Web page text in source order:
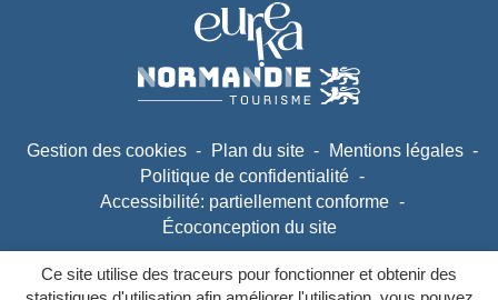
Ce site utilise des traceurs pour fonctionner et obtenir des
Partenaires
(ouverture dans un nouvel
Gestion des cookies
Plan du site
Mentions légales
Politique de confidentialité
Accessibilité: partiellement conforme
Écoconception du site
Site réalisé parInovagora (ouverture dans un